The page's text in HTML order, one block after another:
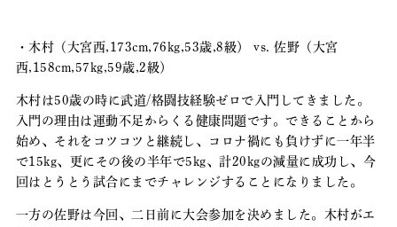
・木村（大宮西,173cm,76kg,53歳,8級） vs. 佐野（大宮
西,158cm,57kg,59歳,2級）
木村は50歳の時に武道/格闘技経験ゼロで入門してきました。
入門の理由は運動不足からくる健康問題です。できることから
始め、それをコツコツと継続し、コロナ禍にも負けずに一年半
で15kg、更にその後の半年で5kg、計20kgの減量に成功し、今
回はとうとう試合にまでチャレンジすることになりました。
一方の佐野は今回、二日前に大会参加を決めました。木村がエ